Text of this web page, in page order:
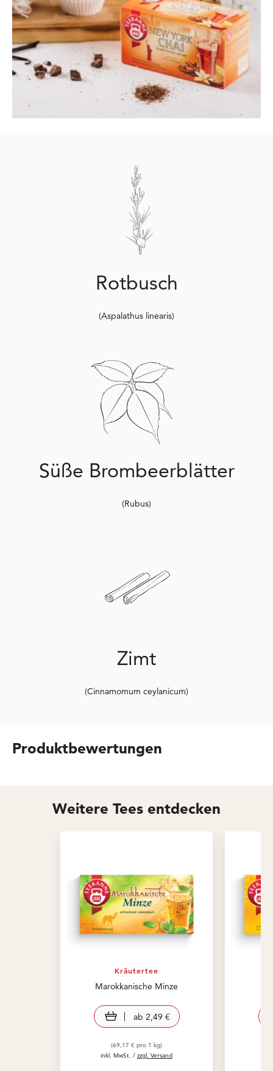
Rotbusch
(Aspalathus linearis)
Süße Brombeerblätter
(Rubus)
Zimt
(Cinnamomum ceylanicum)
Produktbewertungen
Weitere Tees entdecken
Kräutertee
Marokkanische Minze
view product
ab 2,49 €
(69,17 € pro 1 kg)
inkl. MwSt. / zzgl. Versand